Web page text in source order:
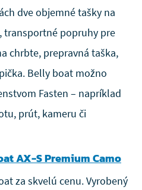
dve objemné tašky na
transportné popruhy pre
chrbte, prepravná taška,
Belly boat možno
Fasten – napríklad
prút, kameru či
AX-S Premium Camo
za skvelú cenu. Vyrobený